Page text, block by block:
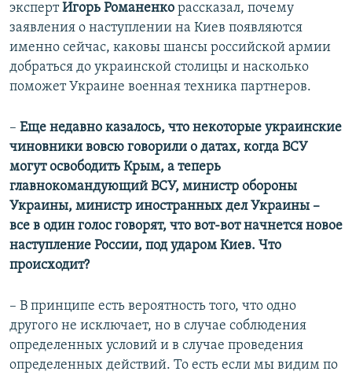
экспертИгорь Романенко рассказал, почему
заявления о наступлении на Киев появляются
именно сейчас, каковы шансы российской армии
добраться до украинской столицы и насколько
поможет Украине военная техника партнеров.
– Еще недавно казалось, что некоторые украинские
чиновники вовсю говорили о датах, когда ВСУ
могут освободить Крым, а теперь
главнокомандующий ВСУ, министр обороны
Украины, министр иностранных дел Украины –
все в один голос говорят, что вот-вот начнется новое
наступление России, под ударом Киев. Что
происходит?
– В принципе есть вероятность того, что одно
другого не исключает, но в случае соблюдения
определенных условий и в случае проведения
определенных действий. То есть если мы видим по